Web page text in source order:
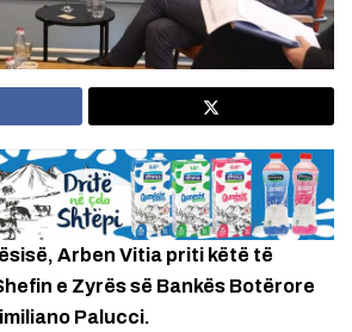
Arben Vitia priti këtë të
e Zyrës së Bankës Botërore
Palucci.